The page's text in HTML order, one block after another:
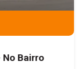
Bairro